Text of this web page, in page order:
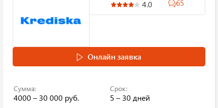
4.0 65
Онлайн заявка
Сумма:
4000 – 30 000 руб.
Срок:
5 – 30 дней